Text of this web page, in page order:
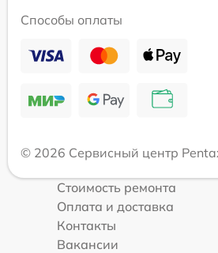
Способы оплаты
© 2026 Сервисный центр
Стоимость ремонта
Оплата и доставка
Контакты
Вакансии